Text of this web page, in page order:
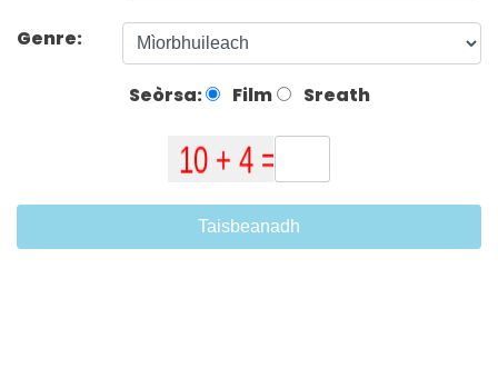
Genre:
Seòrsa: Film Sreath
Taisbeanadh